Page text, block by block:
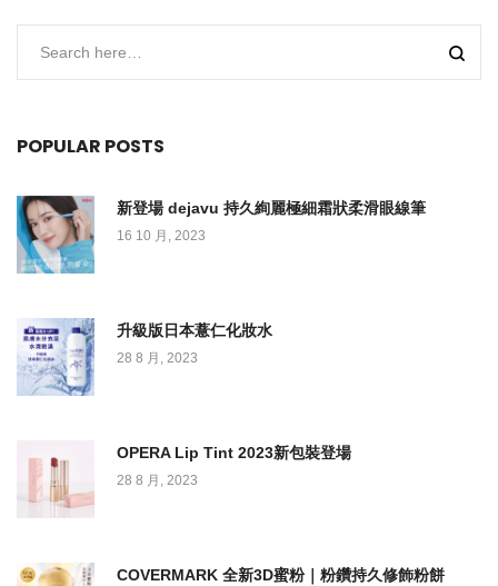
POPULAR POSTS
新登場 dejavu 持久絢麗極細霜狀柔滑眼線筆
16 10 月, 2023
升級版日本薏仁化妝水
28 8 月, 2023
OPERA Lip Tint 2023新包裝登場
28 8 月, 2023
COVERMARK 全新3D蜜粉｜粉鑽持久修飾粉餅